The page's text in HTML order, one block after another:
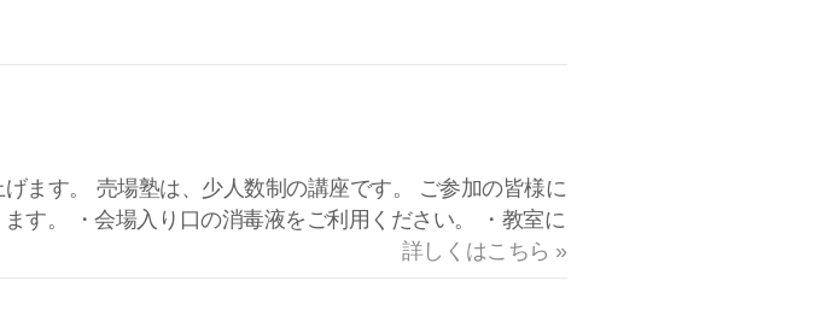
ます。 売場塾は、少人数制の講座です。 ご参加の皆様に
す。 ・会場入り口の消毒液をご利用ください。 ・教室に
詳しくはこちら »